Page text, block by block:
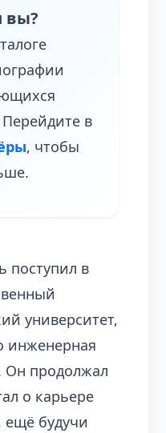
вы?
в
, чтобы
поступил в
университет,
инженерная
Он продолжал
о карьере
ещё будучи